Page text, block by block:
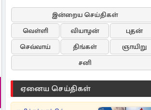
இன்றைய செய்திகள்
வெள்ளி
வியாழன்
புதன்
செவ்வாய்
திங்கள்
ஞாயிறு
சனி
ஏனைய செய்திகள்